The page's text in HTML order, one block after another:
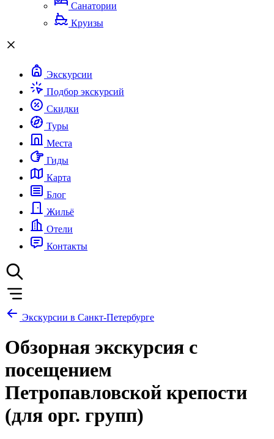
Санатории
Круизы
Экскурсии
Подбор экскурсий
Скидки
Туры
Места
Гиды
Карта
Блог
Жильё
Отели
Контакты
Экскурсии в Санкт-Петербурге
Обзорная экскурсия с
посещением
Петропавловской крепости
(для орг. групп)